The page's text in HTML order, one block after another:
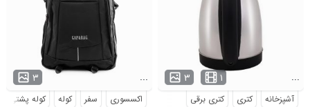
۳ ...
اکسسوری سفر کوله کوله پشتی
۳ ۱ ...
آشپزخانه کتری کتری برقی